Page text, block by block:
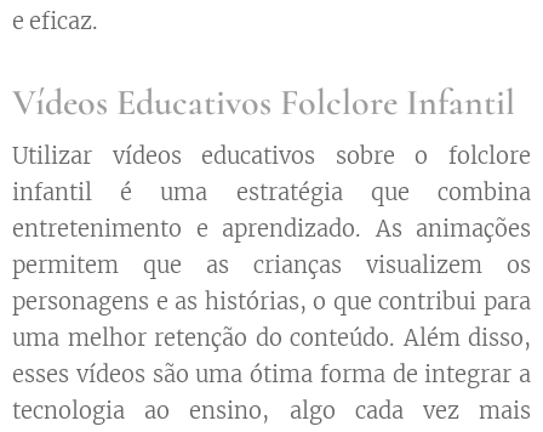
e eficaz.
Vídeos Educativos Folclore Infantil
Utilizar vídeos educativos sobre o folclore
infantil é uma estratégia que combina
entretenimento e aprendizado. As animações
permitem que as crianças visualizem os
personagens e as histórias, o que contribui para
uma melhor retenção do conteúdo. Além disso,
esses vídeos são uma ótima forma de integrar a
tecnologia ao ensino, algo cada vez mais